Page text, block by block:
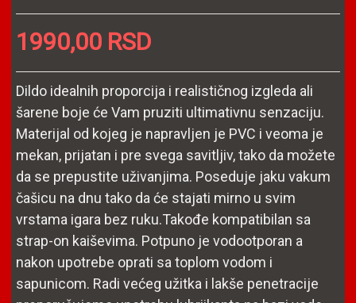
1990,00 RSD
Dildo idealnih proporcija i realističnog izgleda ali
šarene boje će Vam pruziti ultimativnu senzaciju.
Materijal od kojeg je napravljen je PVC i veoma je
mekan, prijatan i pre svega savitljiv, tako da možete
da se prepustite uživanjima. Poseduje jaku vakum
čašicu na dnu tako da će stajati mirno u svim
vrstama igara bez ruku.Takođe kompatibilan sa
strap-on kaiševima. Potpuno je vodootporan a
nakon upotrebe oprati sa toplom vodom i
sapunicom. Radi većeg užitka i lakše penetracije